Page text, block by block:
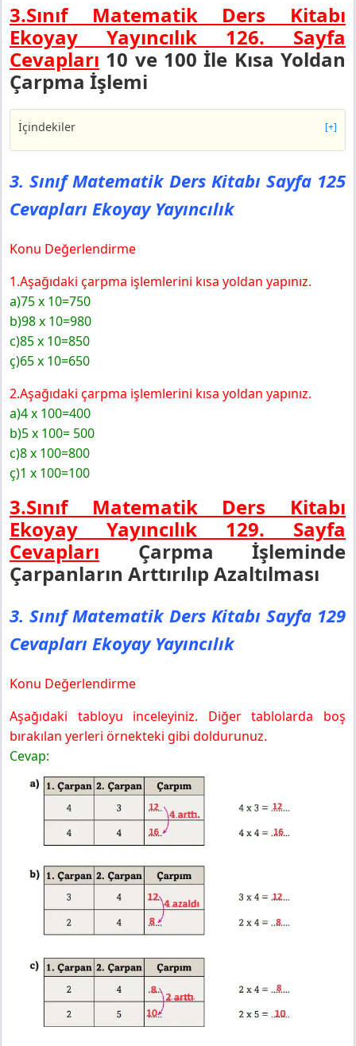
3.Sınıf Matematik Ders Kitabı
Ekoyay Yayıncılık 126. Sayfa
Cevapları 10 ve 100 İle Kısa Yoldan
Çarpma İşlemi
İçindekiler [+]
3. Sınıf Matematik Ders Kitabı Sayfa 125 Cevapları
Ekoyay Yayıncılık
3. Sınıf Matematik Ders Kitabı Sayfa 129 Cevapları
Ekoyay Yayıncılık
3. Sınıf Matematik Ders Kitabı Sayfa 125
Cevapları Ekoyay Yayıncılık
Konu Değerlendirme
1.Aşağıdaki çarpma işlemlerini kısa yoldan yapınız.
a)75 x 10=750
b)98 x 10=980
c)85 x 10=850
ç)65 x 10=650
2.Aşağıdaki çarpma işlemlerini kısa yoldan yapınız.
a)4 x 100=400
b)5 x 100= 500
c)8 x 100=800
ç)1 x 100=100
3.Sınıf Matematik Ders Kitabı
Ekoyay Yayıncılık 129. Sayfa
Cevapları Çarpma İşleminde
Çarpanların Arttırılıp Azaltılması
3. Sınıf Matematik Ders Kitabı Sayfa 129
Cevapları Ekoyay Yayıncılık
Konu Değerlendirme
Aşağıdaki tabloyu inceleyiniz. Diğer tablolarda boş
bırakılan yerleri örnekteki gibi doldurunuz.
Cevap: